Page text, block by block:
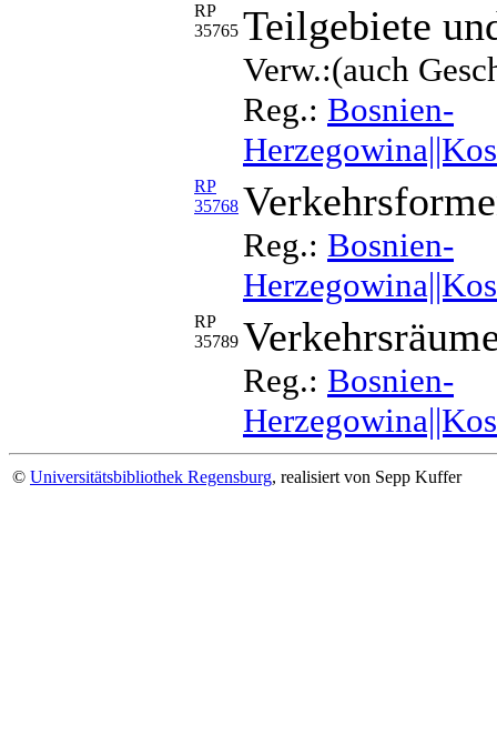
RP
35765 Teilgebiete
Verw.:(auch
Reg.: Bosnien-
RP
35768
Reg.: Bosnien-
RP
35789
Reg.: Bosnien-
© Universitätsbibliothek Regensburg, realisiert von Sepp Kuffer